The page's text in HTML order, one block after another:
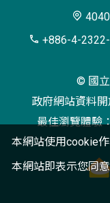
博
+886-4-
© 國
政府網站資料
最佳瀏覽體驗
本網站使用cookie
本網站即表示您同